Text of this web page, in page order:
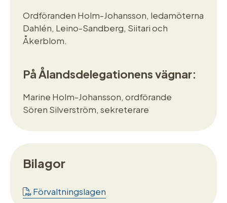
Ordföranden Holm-Johansson, ledamöterna
Dahlén, Leino-Sandberg, Siitari och
Åkerblom.
På Ålandsdelegationens vägnar:
Marine Holm-Johansson, ordförande
Sören Silverström, sekreterare
Bilagor
Förvaltningslagen